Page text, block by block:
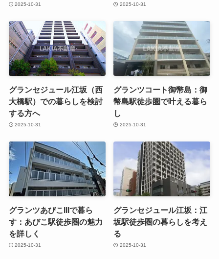
2025-10-31 2025-10-31
グランセジュール江坂（西
大橋駅）での暮らしを検討
する方へ
2025-10-31
グランツコート御幣島：御
幣島駅徒歩圏で叶える暮ら
し
2025-10-31
グランツあびこIIIで暮ら
す：あびこ駅徒歩圏の魅力
を詳しく
2025-10-31
グランセジュール江坂：江
坂駅徒歩圏の暮らしを考え
る
2025-10-31